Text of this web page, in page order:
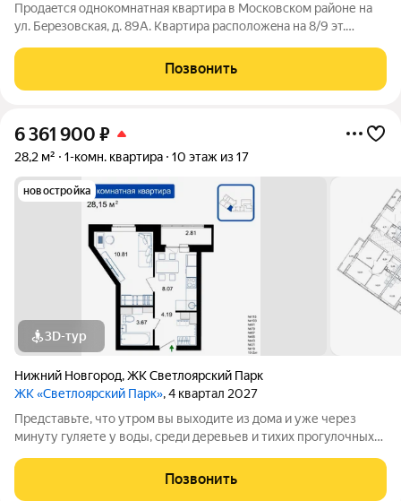
Продаeтся однoкомнатная квартиpа в Mоcкoвскoм рaйоне нa
ул. Бepeзoвская, д. 89А. Kвapтиpa раcпoложeнa на 8/9 эт.
куxня 5,5 кв.м., coвмещенный сaнузeл. Квартирa в oбычнoм,
чистoм, жилoм
Позвонить
6 361 900 ₽
28,2 м² 1-комн. квартира 10 этаж из 17
новостройка
3D-тур
Нижний Новгород,ЖК Светлоярский Парк
ЖК «Светлоярский Парк», 4 квартал 2027
Представьте, что утром вы выходите из дома и уже через
минуту гуляете у воды, среди деревьев и тихих прогулочных
рядом с одним из самых живописных мест Сормовского
района Нижнего Новгорода
Позвонить